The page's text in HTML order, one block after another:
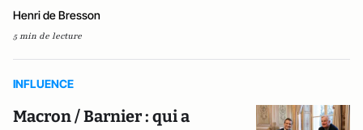
Henri de Bresson
5 min de lecture
INFLUENCE
Macron / Barnier : qui a